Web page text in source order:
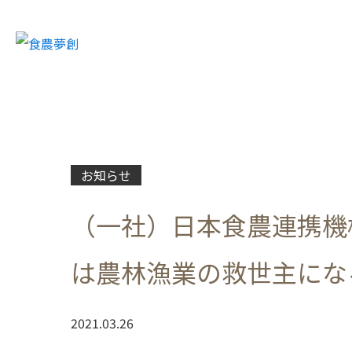
お知らせ
（一社）日本食農連携
は農林漁業の救世主に
2021.03.26